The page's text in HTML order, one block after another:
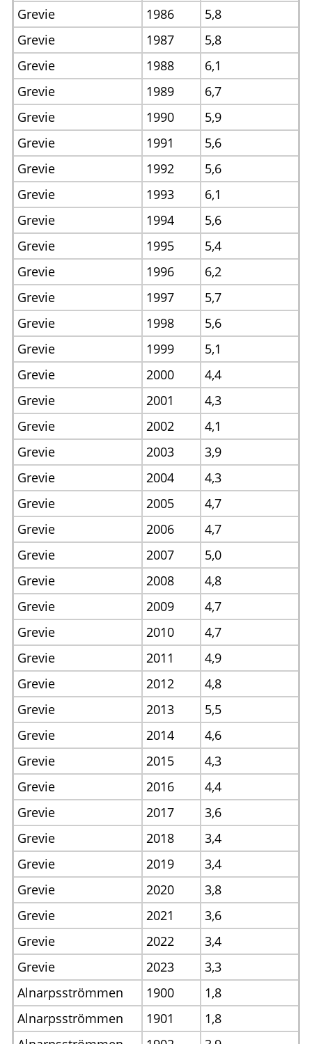
Grevie
1986
5,8
Grevie
1987
5,8
Grevie
1988
6,1
Grevie
1989
6,7
Grevie
1990
5,9
Grevie
1991
5,6
Grevie
1992
5,6
Grevie
1993
6,1
Grevie
1994
5,6
Grevie
1995
5,4
Grevie
1996
6,2
Grevie
1997
5,7
Grevie
1998
5,6
Grevie
1999
5,1
Grevie
2000
4,4
Grevie
2001
4,3
Grevie
2002
4,1
Grevie
2003
3,9
Grevie
2004
4,3
Grevie
2005
4,7
Grevie
2006
4,7
Grevie
2007
5,0
Grevie
2008
4,8
Grevie
2009
4,7
Grevie
2010
4,7
Grevie
2011
4,9
Grevie
2012
4,8
Grevie
2013
5,5
Grevie
2014
4,6
Grevie
2015
4,3
Grevie
2016
4,4
Grevie
2017
3,6
Grevie
2018
3,4
Grevie
2019
3,4
Grevie
2020
3,8
Grevie
2021
3,6
Grevie
2022
3,4
Grevie
2023
3,3
Alnarpsströmmen
1900
1,8
Alnarpsströmmen
1901
1,8